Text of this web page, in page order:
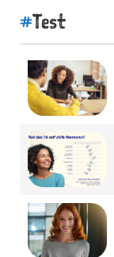
Test